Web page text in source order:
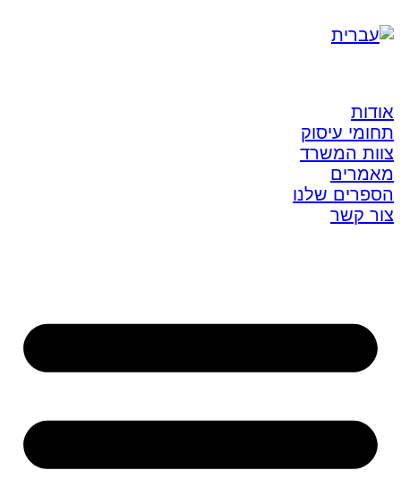
אודות
תחומי עיסוק
צוות המשרד
מאמרים
הספרים שלנו
צור קשר